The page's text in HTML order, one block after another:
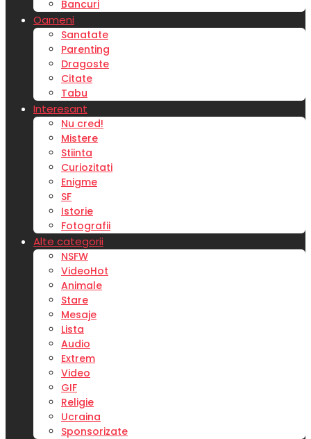
Bancuri
Oameni
Sanatate
Parenting
Dragoste
Citate
Tabu
Interesant
Nu cred!
Mistere
Stiinta
Curiozitati
Enigme
SF
Istorie
Fotografii
Alte categorii
NSFW
VideoHot
Animale
Stare
Mesaje
Lista
Audio
Extrem
Video
GIF
Religie
Ucraina
Sponsorizate